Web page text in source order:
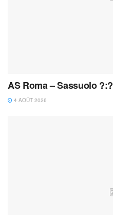
AS Roma – Sassuolo ?:?
4 AOÛT 2026